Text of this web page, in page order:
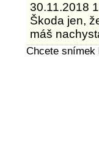
30.11.2018
Škoda jen,
máš
Chcete snímek